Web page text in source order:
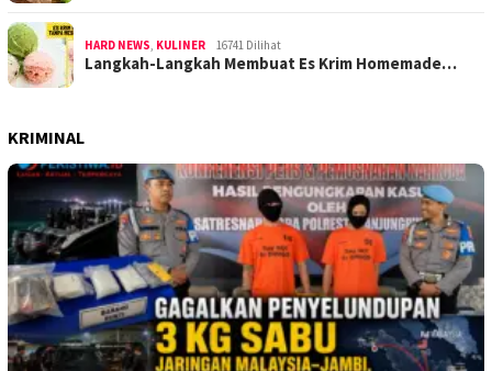
HARD NEWS KULINER 16741 Dilihat
Langkah-Langkah Membuat Es Krim Homemade…
KRIMINAL